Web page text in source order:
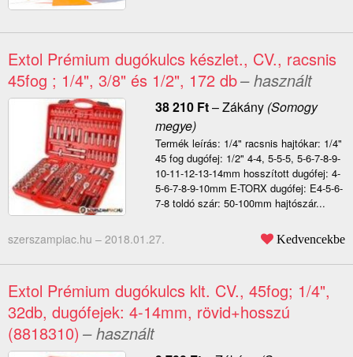
Extol Prémium dugókulcs készlet., CV., racsnis
45fog ; 1/4", 3/8" és 1/2", 172 db– használt
38 210 Ft–Zákány(Somogy
megye)
Termék leírás: 1/4" racsnis hajtókar: 1/4"
45 fog dugófej: 1/2" 4-4, 5-5-5, 5-6-7-8-9-
10-11-12-13-14mm hosszított dugófej: 4-
5-6-7-8-9-10mm E-TORX dugófej: E4-5-6-
7-8 toldó szár: 50-100mm hajtószár...
szerszampiac.hu – 2018.01.27. Kedvencekbe
Extol Prémium dugókulcs klt. CV., 45fog; 1/4",
32db, dugófejek: 4-14mm, rövid+hosszú
(8818310) – használt